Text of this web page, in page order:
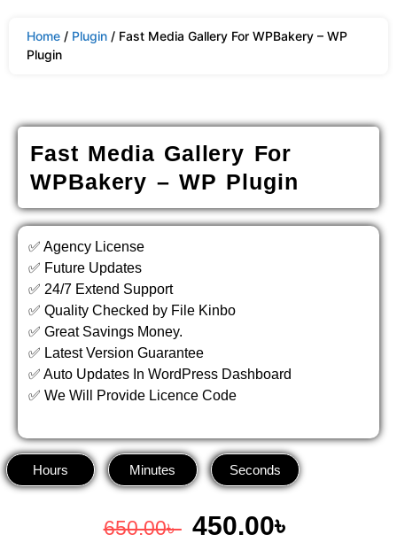
Home / Plugin / Fast Media Gallery For WPBakery – WP
Plugin
Fast Media Gallery For
WPBakery – WP Plugin
✅ Agency License
✅ Future Updates
✅ 24/7 Extend Support
✅ Quality Checked by File Kinbo
✅ Great Savings Money.
✅ Latest Version Guarantee
✅ Auto Updates In WordPress Dashboard
✅ We Will Provide Licence Code
Hours Minutes Seconds
650.00৳ 450.00৳